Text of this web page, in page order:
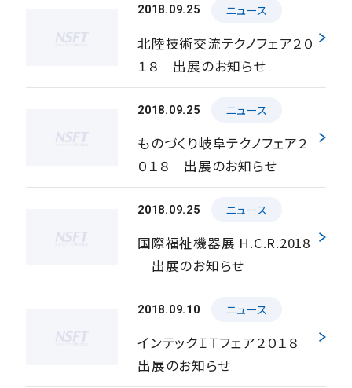
2018.09.25 ニュース
北陸技術交流テクノフェア２０
１８ 出展のお知らせ
2018.09.25 ニュース
ものづくり岐阜テクノフェア２
０１８ 出展のお知らせ
2018.09.25 ニュース
国際福祉機器展 H.C.R.2018
出展のお知らせ
2018.09.10 ニュース
インテックＩＴフェア２０１８
出展のお知らせ